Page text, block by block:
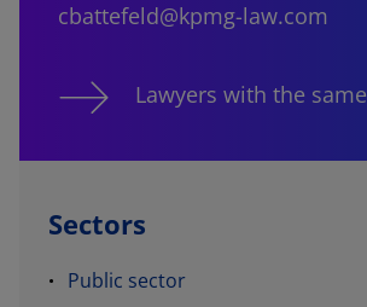
cbattefeld@kpmg-law.com
Lawyers with the
Sectors
Public sector